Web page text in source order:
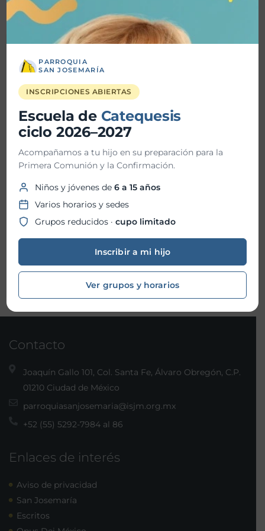
Detalles
Fecha inicio:24-03-2024
Fecha fin:31-03-2024
Hora inicio: 10:30 AM
Hora fin: 09:30 PM
Ubicación:
Contacto
Joaquín Gallo 101, Col. Santa Fe, Álvaro Obregón, C.P.
01210 Ciudad de México
parroquiasanjosemaria@isjm.org.mx
+52 (55) 5292-7984 al 86
Enlaces de interés
Aviso de privacidad
San Josemaría
Escritos
PARROQUIA
SAN JOSEMARÍA
INSCRIPCIONES ABIERTAS
Escuela de Catequesis
ciclo 2026–2027
Acompañamos a tu hijo en su preparación para la
Primera Comunión y la Confirmación.
Niños y jóvenes de6 a 15 años
Varios horarios y sedes
Grupos reducidos ·cupo limitado
Inscribir a mi hijo
Ver grupos y horarios